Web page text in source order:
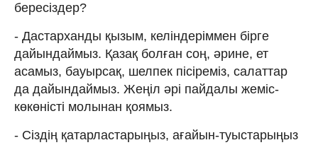
бересіздер?
- Дастарханды қызым, келіндеріммен бірге
дайындаймыз. Қазақ болған соң, әрине, ет
асамыз, бауырсақ, шелпек пісіреміз, салаттар
да дайындаймыз. Жеңіл әрі пайдалы жеміс-
көкөністі молынан қоямыз.
- Сіздің қатарластарыңыз, ағайын-туыстарыңыз